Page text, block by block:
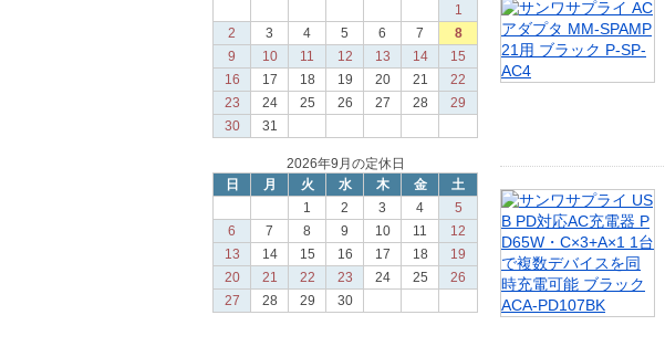
1
2
3 4 5 6 7
8
9
10 11 12 13 14
15
16
17 18 19 20 21
22
23
24 25 26 27 28
29
30
31
2026年9月の定休日
日
月 火 水 木 金
土
1
2 3 4
5
6
7 8 9 10 11
12
13
14 15 16 17 18
19
20
21 22 23 24 25
26
27
28 29 30